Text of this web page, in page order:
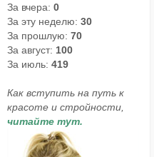
За вчера: 0
За эту неделю: 30
За прошлую: 70
За август: 100
За июль: 419
Как вступить на путь к
красоте и стройности,
читайте тут.